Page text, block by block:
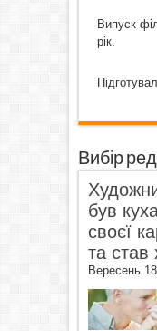
Випуск
рік.
Вибір
був
своєї
та став
Вересень